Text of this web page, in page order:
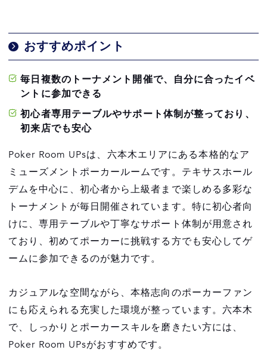
おすすめポイント
毎日複数のトーナメント開催で、自分に合ったイベ
ントに参加できる
初心者専用テーブルやサポート体制が整っており、
初来店でも安心
Poker Room UPsは、六本木エリアにある本格的なア
ミューズメントポーカールームです。テキサスホール
デムを中心に、初心者から上級者まで楽しめる多彩な
トーナメントが毎日開催されています。特に初心者向
けに、専用テーブルや丁寧なサポート体制が用意され
ており、初めてポーカーに挑戦する方でも安心してゲ
ームに参加できるのが魅力です。
カジュアルな空間ながら、本格志向のポーカーファン
にも応えられる充実した環境が整っています。六本木
で、しっかりとポーカースキルを磨きたい方には、
Poker Room UPsがおすすめです。